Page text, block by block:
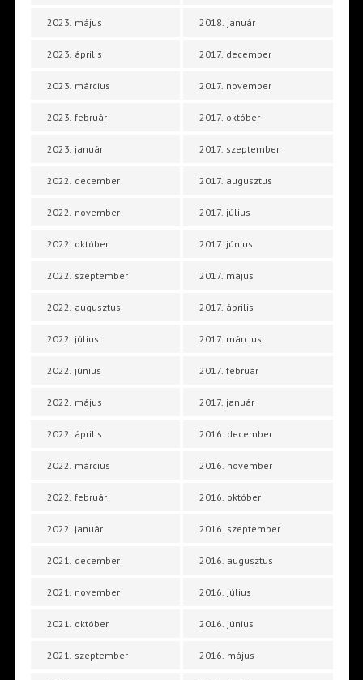
2023. május
2023. április
2023. március
2023. február
2023. január
2022. december
2022. november
2022. október
2022. szeptember
2022. augusztus
2022. július
2022. június
2022. május
2022. április
2022. március
2022. február
2022. január
2021. december
2021. november
2021. október
2021. szeptember
2018. január
2017. december
2017. november
2017. október
2017. szeptember
2017. augusztus
2017. július
2017. június
2017. május
2017. április
2017. március
2017. február
2017. január
2016. december
2016. november
2016. október
2016. szeptember
2016. augusztus
2016. július
2016. június
2016. május